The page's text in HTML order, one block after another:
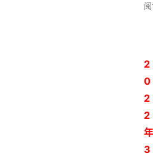
2
0
2
2
年
3